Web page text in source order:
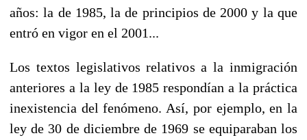
años: la de 1985, la de principios de 2000 y la que
entró en vigor en el 2001...
Los textos legislativos relativos a la inmigración
anteriores a la ley de 1985 respondían a la práctica
inexistencia del fenómeno. Así, por ejemplo, en la
ley de 30 de diciembre de 1969 se equiparaban los